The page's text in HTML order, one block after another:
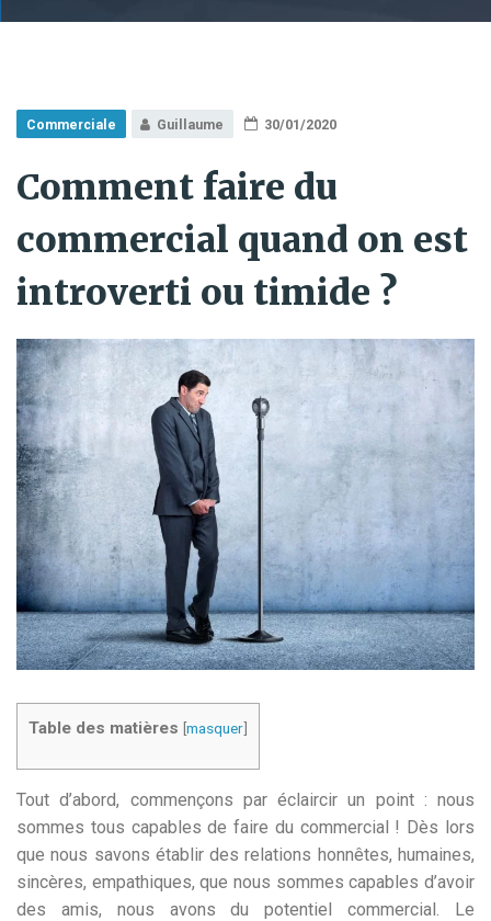
Commerciale Guillaume 30/01/2020
Comment faire du
commercial quand on est
introverti ou timide ?
Table des matières [masquer]
Tout d’abord, commençons par éclaircir un point : nous
sommes tous capables de faire du commercial ! Dès lors
que nous savons établir des relations honnêtes, humaines,
sincères, empathiques, que nous sommes capables d’avoir
des amis, nous avons du potentiel commercial. Le